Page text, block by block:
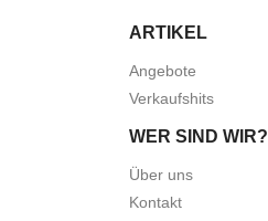
ARTIKEL
Angebote
Verkaufshits
WER SIND WIR?
Über uns
Kontakt